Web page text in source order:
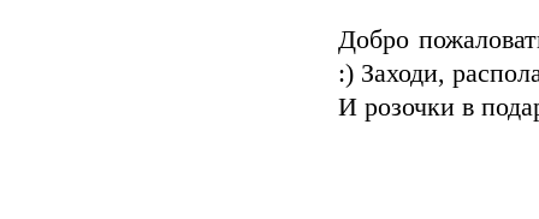
Добро
:) Заходи,
И розочки в